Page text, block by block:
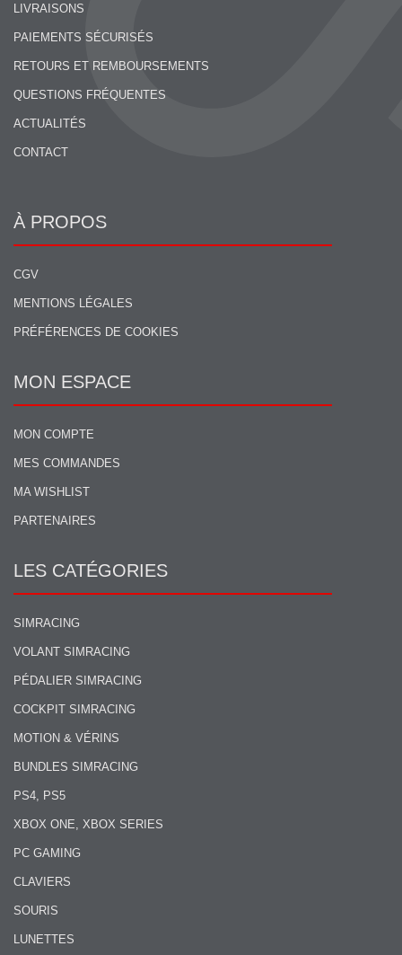
LIVRAISONS
PAIEMENTS SÉCURISÉS
RETOURS ET REMBOURSEMENTS
QUESTIONS FRÉQUENTES
ACTUALITÉS
CONTACT
À PROPOS
CGV
MENTIONS LÉGALES
PRÉFÉRENCES DE COOKIES
MON ESPACE
MON COMPTE
MES COMMANDES
MA WISHLIST
PARTENAIRES
LES CATÉGORIES
SIMRACING
VOLANT SIMRACING
PÉDALIER SIMRACING
COCKPIT SIMRACING
MOTION & VÉRINS
BUNDLES SIMRACING
PS4, PS5
XBOX ONE, XBOX SERIES
PC GAMING
CLAVIERS
SOURIS
LUNETTES